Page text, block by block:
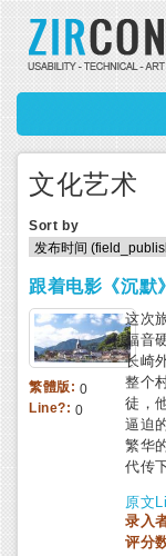
Skip to main content
文化艺术
Sort by
跟着电影《沉默
繁體版: 0
Line?:0
这次
福音
长崎
整个
徒，
逼迫
繁华
代传
原文
录入
评分